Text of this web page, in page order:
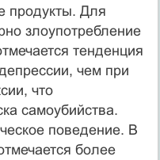
продукты. Для
зло­употребление
тенденция
чем при
что
самоубийства.
поведение. В
более